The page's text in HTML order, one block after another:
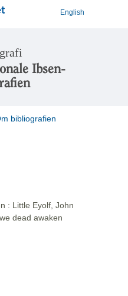
English
Ibsen-
bibliografien
: Little Eyolf, John
dead awaken